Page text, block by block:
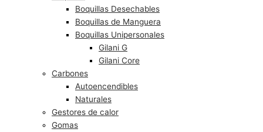
Boquillas Desechables
Boquillas de Manguera
Boquillas Unipersonales
Gilani G
Gilani Core
Carbones
Autoencendibles
Naturales
Gestores de calor
Gomas